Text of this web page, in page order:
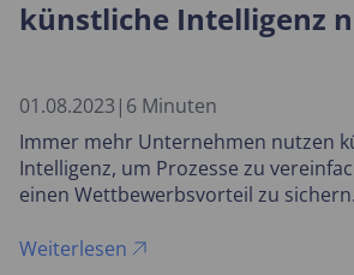
künstliche Intelligenz
01.08.2023 | 6 Minuten
Immer mehr Unternehmen nutzen
Intelligenz, um Prozesse zu
einen Wettbewerbsvorteil zu
Implementierung verschiedene
Weiterlesen